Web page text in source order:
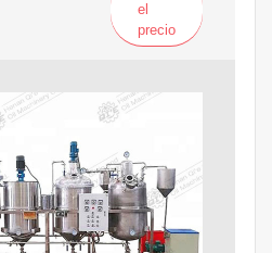
el
precio